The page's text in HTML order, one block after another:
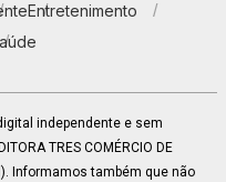
Entretenimento
independente e sem
TRES COMÉRCIO DE
Informamos também que não